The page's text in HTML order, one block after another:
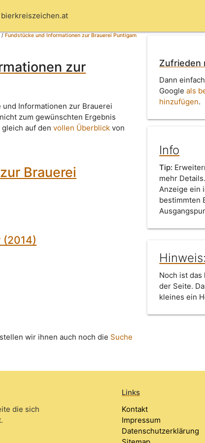
bierkreiszeichen.at
/Fundstücke und Informationen zur Brauerei Puntigam
zur
Informationen zur Brauerei
zum gewünschten Ergebnis
gleich auf denvollen Überblick von
Brauerei
(2014)
wir ihnen auch noch die Suche
Zufrieden
Dann
Googleals
hinzufügen.
Info
Tip:
mehr
Anzeige ein
bestimmten
Hinweis:
Noch ist
der Seite.
kleines ein
die sich
Links
Kontakt
Impressum
Datenschutzerklärung